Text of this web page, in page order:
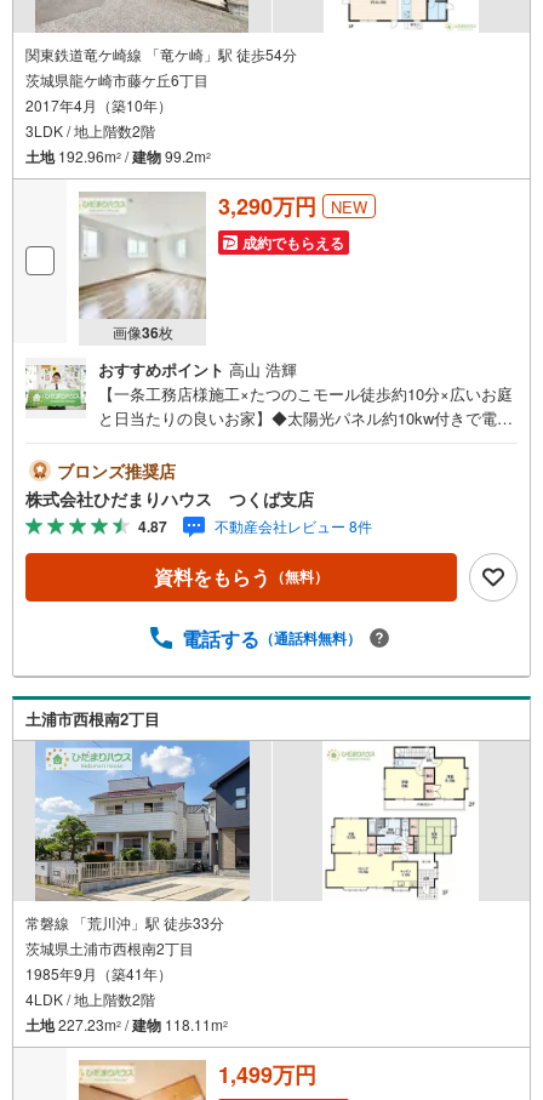
関東鉄道竜ケ崎線 「竜ケ崎」駅 徒歩54分
茨城県龍ケ崎市藤ケ丘6丁目
2017年4月（築10年）
3LDK / 地上階数2階
土地192.96m2 /建物99.2m2
画像36枚
3,290万円 NEW
成約でもらえる
おすすめポイント 高山 浩輝
【一条工務店様施工×たつのこモール徒歩約10分×広いお庭
と日当たりの良いお家】◆太陽光パネル約10kw付きで電気
犯セキュリティ付きで外出時も安心☆未公開写真はひだま
りハウスHPにて公開中♪■スーパー・コンビニ・ドラッグ
ストア・病院、全て徒歩10分以内！■お庭が広く、BBQや
プールなど、色々な使い方ができますね（＾＾）/■収納量
が多いため、居室を広々を使うことができます☆彡マイホ
ーム探しは、ひだまりハウスにご相談ください！■自己資金
物件も一緒にご提案できます。■新規物件・価格変更の情報
もご紹介可能です。■ご希望の方にはメールでのやりとりだ
けで大丈夫です。■お忙しいときは現地待合せ＆現地解散で
きます。■平日のご見学希望大歓迎です！龍ケ崎市藤ケ丘6
丁目 中古戸建 竜ヶ崎駅（バス停徒歩3分） 八原小学校
（徒歩5分） 城ノ内中学校（徒歩25分）
ブロンズ推奨店
株式会社ひだまりハウス つくば支店
4.87 不動産会社レビュー 8件
資料をもらう （無料）
電話する （通話料無料）
土浦市西根南2丁目
常磐線 「荒川沖」駅 徒歩33分
茨城県土浦市西根南2丁目
1985年9月（築41年）
4LDK / 地上階数2階
土地227.23m2 /建物 118.11m2
1,499万円